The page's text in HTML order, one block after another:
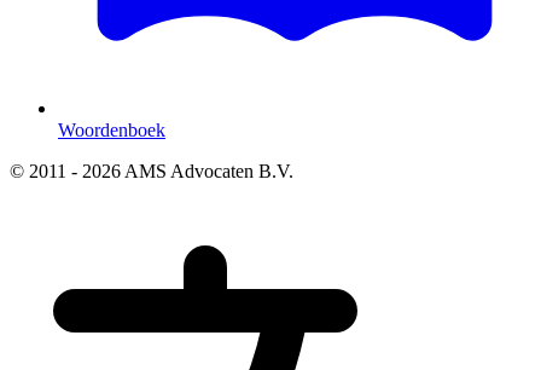
Woordenboek
© 2011 - 2026 AMS Advocaten B.V.